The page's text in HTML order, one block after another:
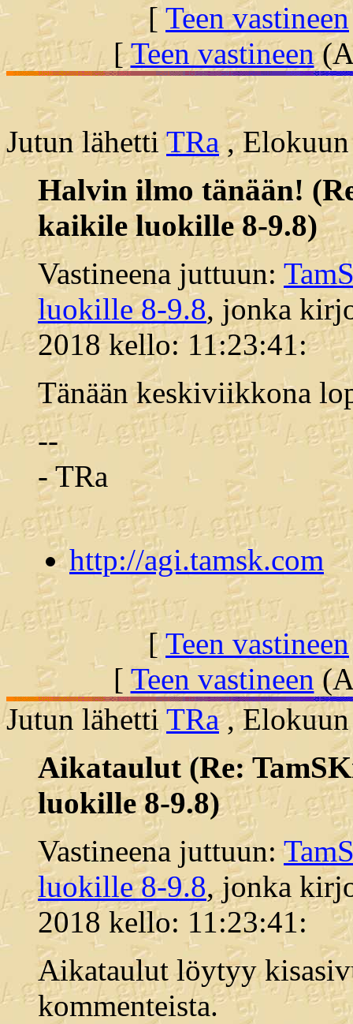
[Teen vastineen
[Teen vastineen
Jutun lähettiTRa, Elokuun
Halvin ilmo tänään!
kaikile luokille 8-9.8)
Vastineena juttuun:
luokille 8-9.8, jonka
2018 kello: 11:23:41:
Tänään keskiviikkona
--
- TRa
http://agi.tamsk.com
[Teen vastineen
[ Teen vastineen
Jutun lähettiTRa, Elokuun
Aikataulut (Re:
luokille 8-9.8)
Vastineena juttuun:
luokille 8-9.8, jonka
2018 kello: 11:23:41:
Aikataulut löytyy
kommenteista.